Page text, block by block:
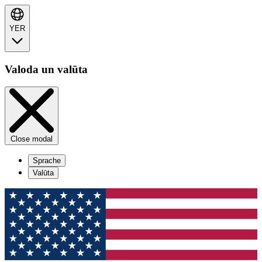
YER
Valoda un valūta
Close modal
Sprache
Valūta